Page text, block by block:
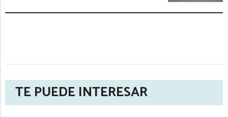
TE PUEDE INTERESAR